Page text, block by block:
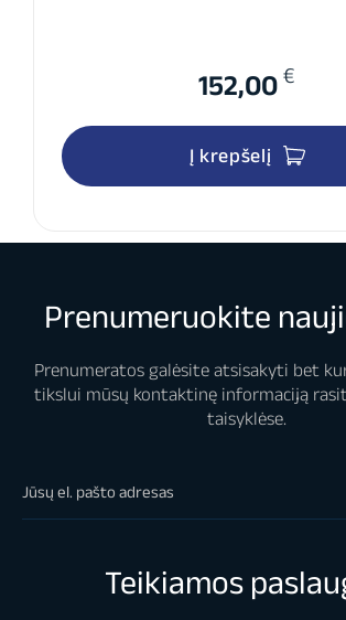
152,00 €
Į krepšelį
Prenumeruokite
Prenumeratos galėsite atsisakyti bet
tikslui mūsų kontaktinę informaciją
taisyklėse.
Teikiamos